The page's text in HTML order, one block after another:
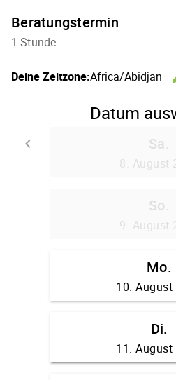
Beratungstermin
1 Stunde
Deine Zeitzone:Africa/Abidjan
Datum
keyboard_arrow_left
Sa.
8. August
So.
9. August
Mo.
10. August
Di.
11. August